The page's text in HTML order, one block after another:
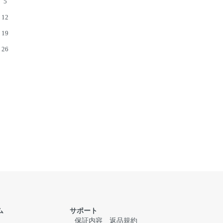
12
19
26
サポート
保証内容
返品規約